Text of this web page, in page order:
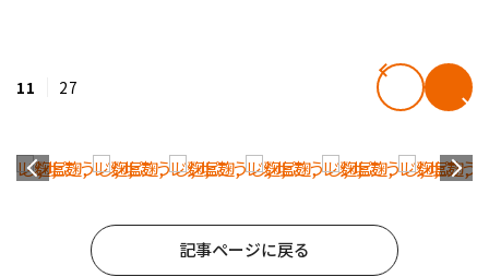
11 27
記事ページに戻る